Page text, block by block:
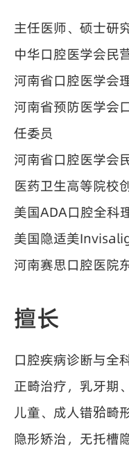
主任医师、硕士研
中华口腔医学会民
河南省口腔医学会
河南省预防医学会
任委员
河南省口腔医学会
医药卫生高等院校
美国ADA口腔全科
美国隐适美
河南赛思口腔医院
擅长
口腔疾病诊断与全
正畸治疗，乳牙期
儿童、成人错𬌗畸
隐形矫治，无托槽